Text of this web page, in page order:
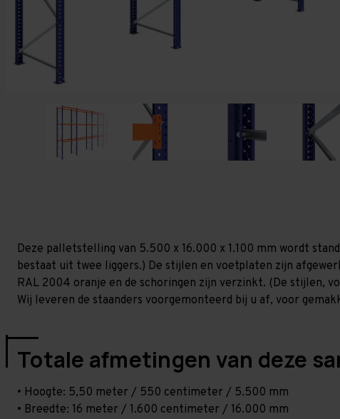
Deze palletstelling van 5.500 x 16.000 x 1.100 mm wordt
bestaat uit twee liggers.) De stijlen en voetplaten zijn
RAL 2004 oranje en de schoringen zijn verzinkt. (De stijlen,
Wij leveren de staanders voorgemonteerd bij u af, voor
Totale afmetingen van deze
• Hoogte: 5,50 meter / 550 centimeter / 5.500 mm
• Breedte: 16 meter / 1.600 centimeter / 16.000 mm